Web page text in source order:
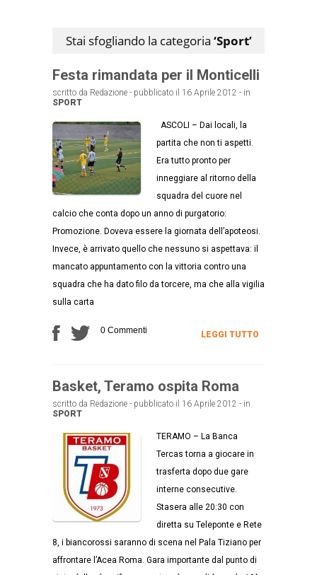
Stai sfogliando la categoria ‘Sport’
Festa rimandata per il Monticelli
scritto da Redazione - pubblicato il 16 Aprile 2012 - in
SPORT
ASCOLI – Dai locali, la
partita che non ti aspetti.
Era tutto pronto per
inneggiare al ritorno della
squadra del cuore nel
calcio che conta dopo un anno di purgatorio:
Promozione. Doveva essere la giornata dell’apoteosi.
Invece, è arrivato quello che nessuno si aspettava: il
mancato appuntamento con la vittoria contro una
squadra che ha dato filo da torcere, ma che alla vigilia
sulla carta
0 Commenti LEGGI TUTTO
Basket, Teramo ospita Roma
scritto da Redazione - pubblicato il 16 Aprile 2012 - in
SPORT
TERAMO – La Banca
Tercas torna a giocare in
trasferta dopo due gare
interne consecutive.
Stasera alle 20:30 con
diretta su Teleponte e Rete
8, i biancorossi saranno di scena nel Pala Tiziano per
affrontare l’Acea Roma. Gara importante dal punto di